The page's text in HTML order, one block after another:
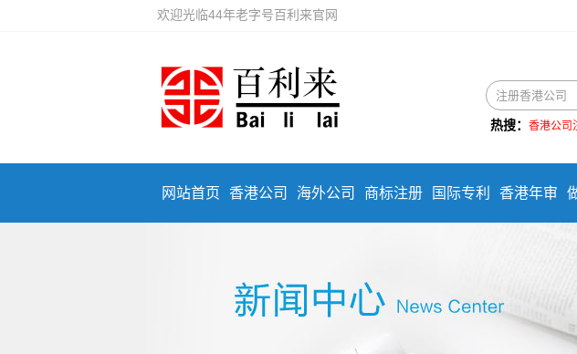
欢迎光临44年老字号百利来官网
热搜： 香港公司
网站首页 香港公司 海外公司 商标注册 国际专利 香港年审